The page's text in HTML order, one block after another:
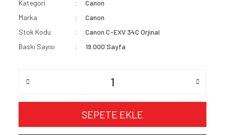
Kategori
Canon
Marka
Canon
Stok Kodu
Canon C-EXV 34C Orjinal
Baskı Sayısı
19.000 Sayfa
SEPETE EKLE